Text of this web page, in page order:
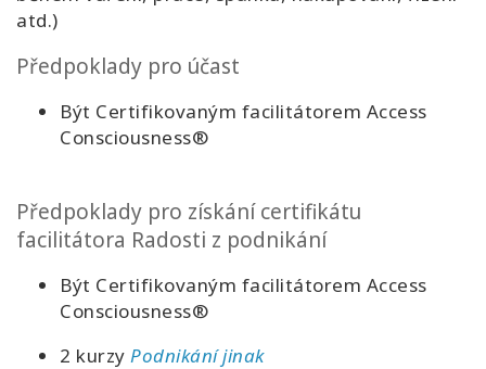
atd.)
Předpoklady pro účast
Být Certifikovaným facilitátorem Access
Consciousness®
Předpoklady pro získání certifikátu
facilitátora Radosti z podnikání
Být Certifikovaným facilitátorem Access
Consciousness®
2 kurzy Podnikání jinak